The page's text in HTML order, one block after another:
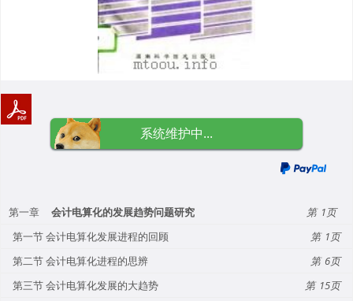
系统维护中...
第一章 会计电算化的发展趋势问题研究
1
第一节 会计电算化发展进程的回顾
1
第二节 会计电算化进程的思辨
6
第三节 会计电算化发展的大趋势
15